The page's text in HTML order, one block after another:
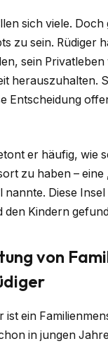
sich viele.
zu sein. Rüdiger
sein Privatleben
herauszuhalten.
Entscheidung
er häufig, wie
zu haben – eine
nannte. Diese
den Kindern
von
ist ein
in jungen